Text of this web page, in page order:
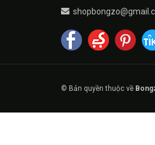
© Bản quyền thuộc về